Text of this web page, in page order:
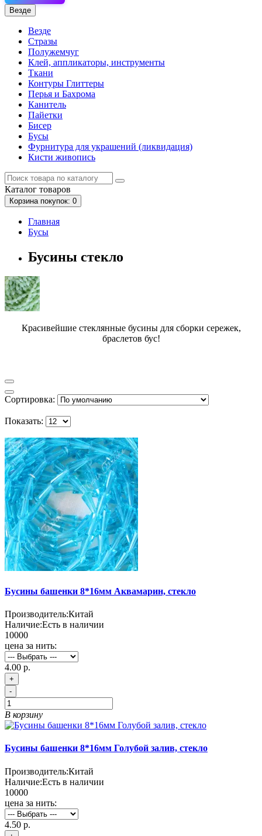
Везде
Везде
Стразы
Полужемчуг
Клей, аппликаторы, инструменты
Ткани
Контуры Глиттеры
Перья и Бахрома
Канитель
Пайетки
Бисер
Бусы
Фурнитура для украшений (ликвидация)
Кисти живопись
Каталог товаров
Корзина покупок: 0
Главная
Бусы
Бусины стекло
Красивейшие стеклянные бусины для сборки сережек,
браслетов бус!
Сортировка:
Показать:
Бусины башенки 8*16мм Аквамарин, стекло
Производитель:Китай
Наличие:Есть в наличии
10000
цена за нить:
4.00 р.
+
-
В корзину
Бусины башенки 8*16мм Голубой залив, стекло
Производитель:Китай
Наличие:Есть в наличии
10000
цена за нить:
4.50 р.